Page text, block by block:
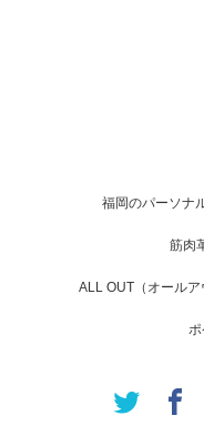
【TV
「ね
福岡のパーソナ
筋肉
ALL OUT（オール
ポ